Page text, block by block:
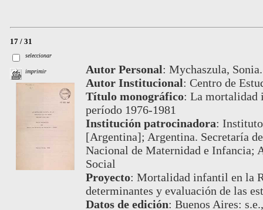
17 / 31
seleccionar
imprimir Autor Personal: Mychaszula, Sonia.
Autor Institucional: Centro de
Título monográfico: La mortalidad
período 1976-1981
Institución patrocinadora:
[Argentina]; Argentina. Secretaría
Nacional de Maternidad e Infancia;
Social
Proyecto: Mortalidad infantil en la
determinantes y evaluación de las
Datos de edición: Buenos Aires: